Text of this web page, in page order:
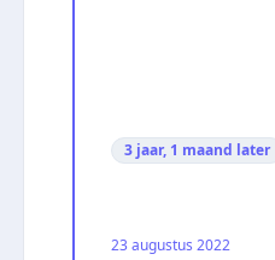
3 jaar, 1 maand later
23 augustus 2022